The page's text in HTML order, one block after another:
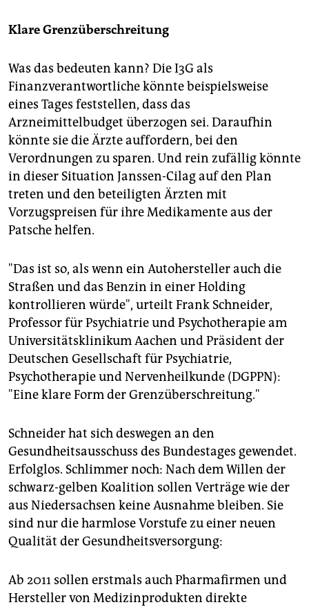
Klare Grenzüberschreitung
Was das bedeuten kann? Die I3G als
Finanzverantwortliche könnte beispielsweise
eines Tages feststellen, dass das
Arzneimittelbudget überzogen sei. Daraufhin
könnte sie die Ärzte auffordern, bei den
Verordnungen zu sparen. Und rein zufällig könnte
in dieser Situation Janssen-Cilag auf den Plan
treten und den beteiligten Ärzten mit
Vorzugspreisen für ihre Medikamente aus der
Patsche helfen.
"Das ist so, als wenn ein Autohersteller auch die
Straßen und das Benzin in einer Holding
kontrollieren würde", urteilt Frank Schneider,
Professor für Psychiatrie und Psychotherapie am
Universitätsklinikum Aachen und Präsident der
Deutschen Gesellschaft für Psychiatrie,
Psychotherapie und Nervenheilkunde (DGPPN):
"Eine klare Form der Grenzüberschreitung."
Schneider hat sich deswegen an den
Gesundheitsausschuss des Bundestages gewendet.
Erfolglos. Schlimmer noch: Nach dem Willen der
schwarz-gelben Koalition sollen Verträge wie der
aus Niedersachsen keine Ausnahme bleiben. Sie
sind nur die harmlose Vorstufe zu einer neuen
Qualität der Gesundheitsversorgung:
Ab 2011 sollen erstmals auch Pharmafirmen und
Hersteller von Medizinprodukten direkte